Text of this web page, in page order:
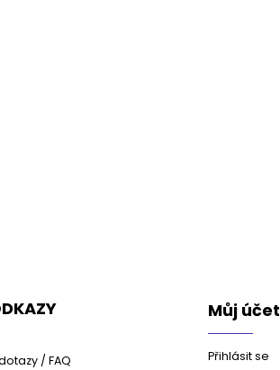
/ FAQ
Můj účet
Přihlásit se